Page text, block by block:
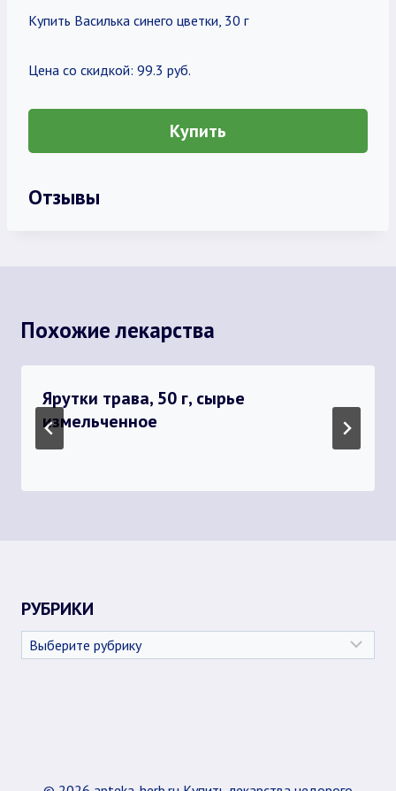
Купить Василька синего цветки, 30 г
Цена со скидкой: 99.3 руб.
Купить
Отзывы
Похожие лекарства
Ярутки трава, 50 г, сырье
измельченное
РУБРИКИ
Рубрики